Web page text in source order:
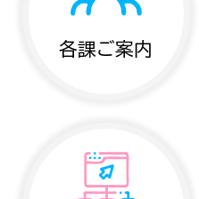
各課ご案内